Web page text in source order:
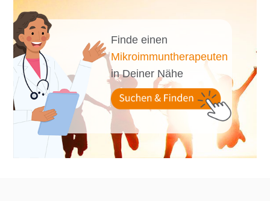
Finde einen
Mikroimmuntherapeuten
in Deiner Nähe